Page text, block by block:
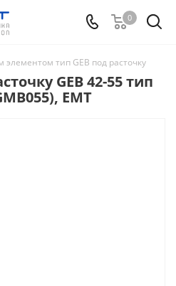
0
элементом тип GEB под расточку
GEB 42-55 тип
EMT